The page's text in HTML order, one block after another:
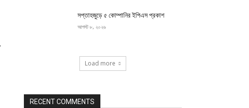
সপ্তাহজুড়ে ৫ কোম্পানির ইপিএস প্রকাশ
আগস্ট ৮, ২০২৬
Load more
RECENT COMMENTS